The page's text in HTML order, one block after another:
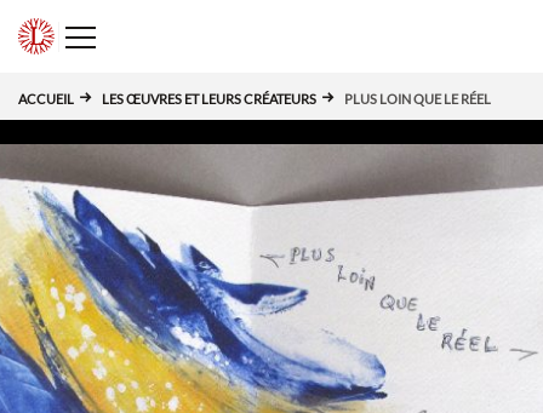
L
ACCUEIL LES ŒUVRES ET LEURS CRÉATEURS PLUS LOIN QUE LE RÉEL
Panneau de gestion des cookies